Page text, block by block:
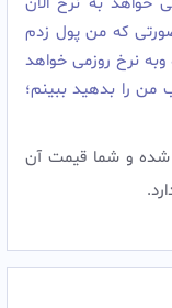
مثقالی 90بوده درصورتی که من پول زدم
وبه نرخ روزمی خواهد
را بدهید ببینم؛
شده و شما قیمت آن